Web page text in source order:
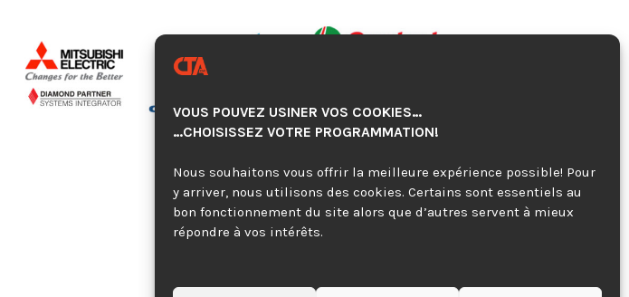
VOUS POUVEZ USINER VOS COOKIES…
…CHOISISSEZ VOTRE PROGRAMMATION!
Nous souhaitons vous offrir la meilleure expérience possible! Pour
y arriver, nous utilisons des cookies. Certains sont essentiels au
bon fonctionnement du site alors que d’autres servent à mieux
répondre à vos intérêts.